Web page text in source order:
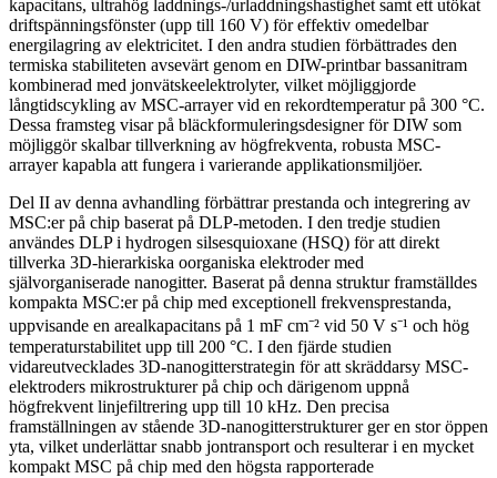
kapacitans, ultrahög laddnings-/urladdningshastighet samt ett utökat
driftspänningsfönster (upp till 160 V) för effektiv omedelbar
energilagring av elektricitet. I den andra studien förbättrades den
termiska stabiliteten avsevärt genom en DIW-printbar bassanitram
kombinerad med jonvätskeelektrolyter, vilket möjliggjorde
långtidscykling av MSC-arrayer vid en rekordtemperatur på 300 °C.
Dessa framsteg visar på bläckformuleringsdesigner för DIW som
möjliggör skalbar tillverkning av högfrekventa, robusta MSC-
arrayer kapabla att fungera i varierande applikationsmiljöer.
Del II av denna avhandling förbättrar prestanda och integrering av
MSC:er på chip baserat på DLP-metoden. I den tredje studien
användes DLP i hydrogen silsesquioxane (HSQ) för att direkt
tillverka 3D-hierarkiska oorganiska elektroder med
självorganiserade nanogitter. Baserat på denna struktur framställdes
kompakta MSC:er på chip med exceptionell frekvensprestanda,
uppvisande en arealkapacitans på 1 mF cm⁻² vid 50 V s⁻¹ och hög
temperaturstabilitet upp till 200 °C. I den fjärde studien
vidareutvecklades 3D-nanogitterstrategin för att skräddarsy MSC-
elektroders mikrostrukturer på chip och därigenom uppnå
högfrekvent linjefiltrering upp till 10 kHz. Den precisa
framställningen av stående 3D-nanogitterstrukturer ger en stor öppen
yta, vilket underlättar snabb jontransport och resulterar i en mycket
kompakt MSC på chip med den högsta rapporterade